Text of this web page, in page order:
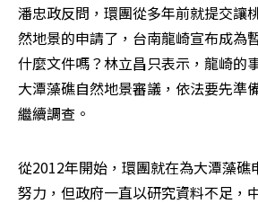
潘忠政反問，環團從多年前就提交讓
然地景的申請了，台南龍崎宣布成為
什麼文件嗎？林立昌只表示，龍崎的
大潭藻礁自然地景審議，依法要先準
繼續調查。
從2012年開始，環團就在為大潭藻礁
努力，但政府一直以研究資料不足，